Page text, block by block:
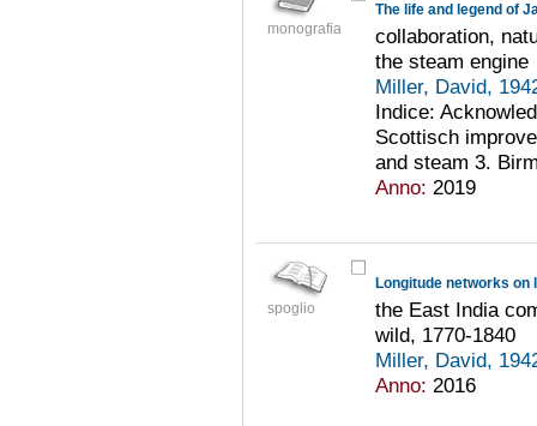
monografia
The life and legend of
collaboration,
the steam engine
Miller, David,
Indice:
Scottisch
and steam 3.
Anno: 2019
spoglio
Longitude networks on
the East India
wild, 1770-1840
Miller, David,
Anno: 2016